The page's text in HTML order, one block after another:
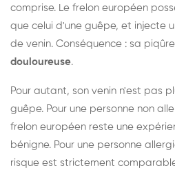
comprise. Le frelon européen
que celui d'une guêpe, et injecte
de venin. Conséquence : sa
douloureuse.
Pour autant, son venin n'est pas
guêpe. Pour une personne non
frelon européen reste une
bénigne. Pour une personne
risque est strictement